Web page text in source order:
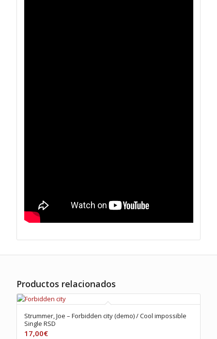
Productos relacionados
Strummer, Joe – Forbidden city (demo) / Cool impossible
Single RSD
17,00€